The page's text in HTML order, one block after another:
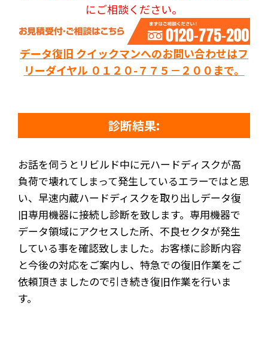
にご相談ください。
データ復旧 クイックマンへのお問い合わせはフ
リーダイヤル ０１２０-７７５－２００まで。
診断結果:
お話を伺うとリビルド中に元ハードディスクが高
負荷で壊れてしまって発生しているエラーではと思
い、早速内蔵ハードディスクを取り出しデータ復
旧専用機器に接続し診断を致します。専用機器で
データ領域にアクセスした所、不良セクタが発生
している事を確認致しました。お客様に診断内容
と今後の対応をご案内し、特急での復旧作業をご
依頼頂きましたので引き続き復旧作業を行いま
す。